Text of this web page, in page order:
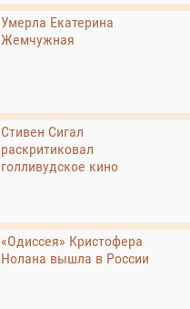
Умерла Екатерина
Жемчужная
Стивен Сигал
раскритиковал
голливудское кино
«Одиссея» Кристофера
Нолана вышла в России